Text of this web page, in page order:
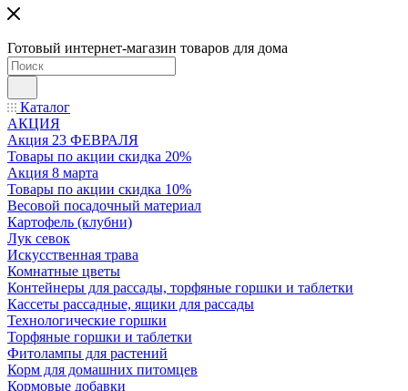
Готовый интернет-магазин товаров для дома
Каталог
АКЦИЯ
Акция 23 ФЕВРАЛЯ
Товары по акции скидка 20%
Акция 8 марта
Товары по акции скидка 10%
Весовой посадочный материал
Картофель (клубни)
Лук севок
Искусственная трава
Комнатные цветы
Контейнеры для рассады, торфяные горшки и таблетки
Кассеты рассадные, ящики для рассады
Технологические горшки
Торфяные горшки и таблетки
Фитолампы для растений
Корм для домашних питомцев
Кормовые добавки